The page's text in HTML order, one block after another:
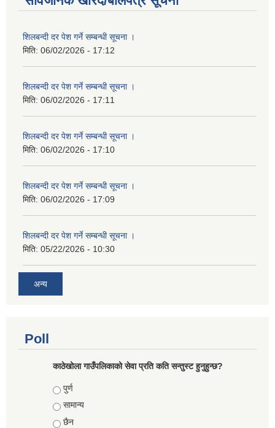
शिलबन्दी दर पेश गर्ने सम्बन्धी सूचना ।
मिति: 06/02/2026 - 17:12
शिलबन्दी दर पेश गर्ने सम्बन्धी सूचना ।
मिति: 06/02/2026 - 17:11
शिलबन्दी दर पेश गर्ने सम्बन्धी सूचना ।
मिति: 06/02/2026 - 17:10
शिलबन्दी दर पेश गर्ने सम्बन्धी सूचना ।
मिति: 06/02/2026 - 17:09
शिलबन्दी दर पेश गर्ने सम्बन्धी सूचना ।
मिति: 05/22/2026 - 10:30
अन्य
Poll
काठेखोला गाउँपलिकाको सेवा प्रति कति सन्तुस्ट हुनुहुन्छ?
Choices
पुर्ण
सामान्य
छैन